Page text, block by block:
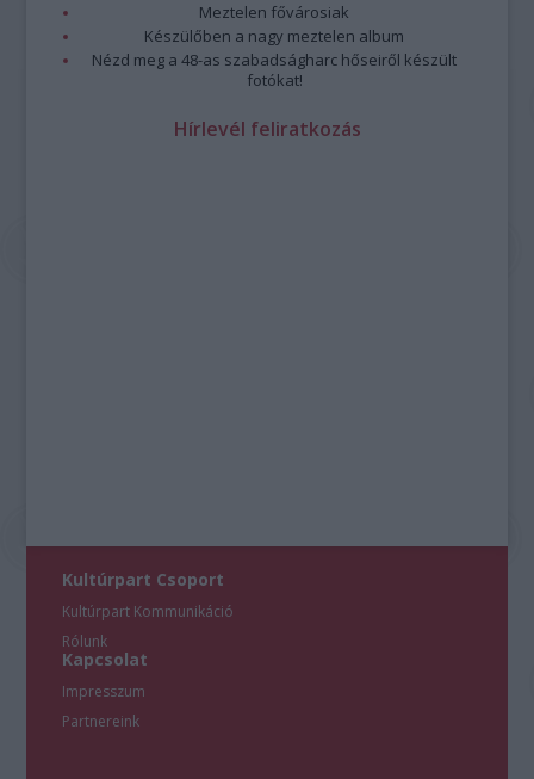
Meztelen fővárosiak
Készülőben a nagy meztelen album
Nézd meg a 48-as szabadságharc hőseiről készült
fotókat!
Hírlevél feliratkozás
Kultúrpart Csoport
Kultúrpart Kommunikáció
Rólunk
Kapcsolat
Impresszum
Partnereink